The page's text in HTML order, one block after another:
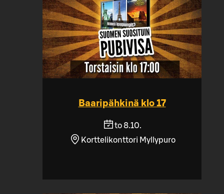
Baaripähkinä klo 17
to 8.10.
Korttelikonttori Myllypuro